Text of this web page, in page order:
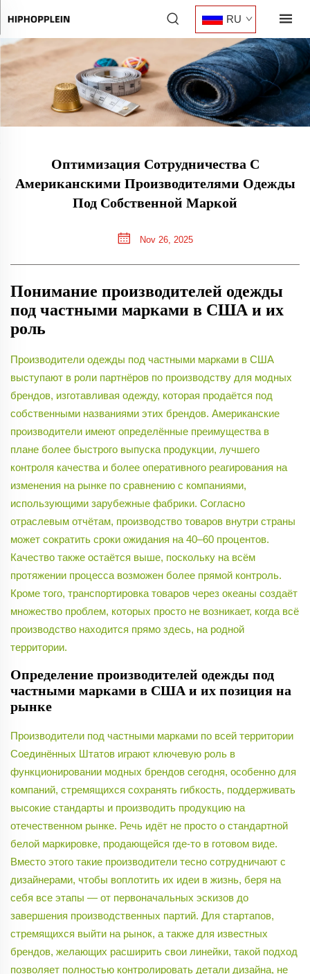
RU
Оптимизация Сотрудничества С
Американскими Производителями Одежды
Под Собственной Маркой
Nov 26, 2025
Понимание производителей одежды
под частными марками в США и их
роль
Производители одежды под частными марками в США
выступают в роли партнёров по производству для модных
брендов, изготавливая одежду, которая продаётся под
собственными названиями этих брендов. Американские
производители имеют определённые преимущества в
плане более быстрого выпуска продукции, лучшего
контроля качества и более оперативного реагирования на
изменения на рынке по сравнению с компаниями,
использующими зарубежные фабрики. Согласно
отраслевым отчётам, производство товаров внутри страны
может сократить сроки ожидания на 40–60 процентов.
Качество также остаётся выше, поскольку на всём
протяжении процесса возможен более прямой контроль.
Кроме того, транспортировка товаров через океаны создаёт
множество проблем, которых просто не возникает, когда всё
производство находится прямо здесь, на родной
территории.
Определение производителей одежды под
частными марками в США и их позиция на
рынке
Производители под частными марками по всей территории
Соединённых Штатов играют ключевую роль в
функционировании модных брендов сегодня, особенно для
компаний, стремящихся сохранять гибкость, поддерживать
высокие стандарты и производить продукцию на
отечественном рынке. Речь идёт не просто о стандартной
белой маркировке, продающейся где-то в готовом виде.
Вместо этого такие производители тесно сотрудничают с
дизайнерами, чтобы воплотить их идеи в жизнь, беря на
себя все этапы — от первоначальных эскизов до
завершения производственных партий. Для стартапов,
стремящихся выйти на рынок, а также для известных
брендов, желающих расширить свои линейки, такой подход
позволяет полностью контролировать детали дизайна, не